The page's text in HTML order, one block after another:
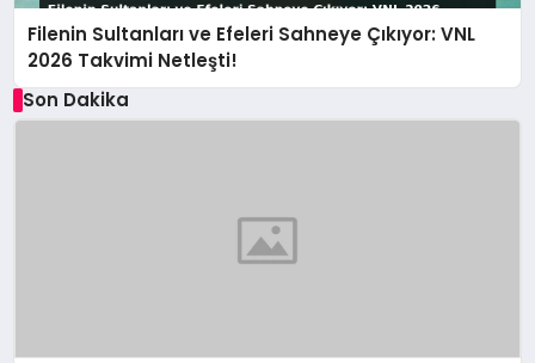
Filenin Sultanları ve Efeleri Sahneye Çıkıyor: VNL
2026 Takvimi Netleşti!
Son Dakika